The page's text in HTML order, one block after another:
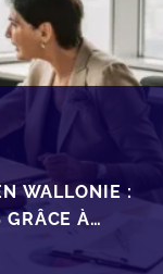
WALLONIE :
GRÂCE À